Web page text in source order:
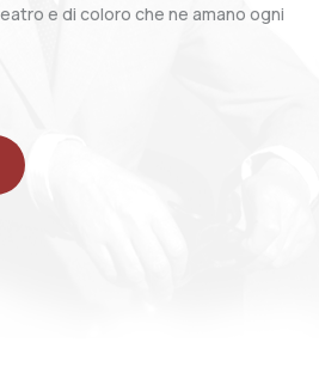
e di coloro che ne amano ogni